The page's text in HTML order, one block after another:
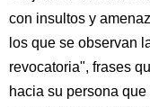
con insultos y
los que se observan
revocatoria", frases
hacia su persona